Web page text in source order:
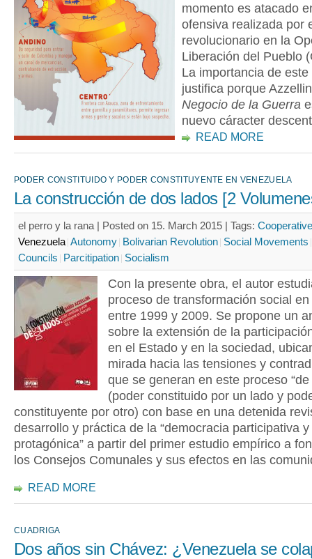
momento es atacado
ofensiva realizada por
revolucionario en la
Liberación del Pueblo
La importancia de
justifica porque
Negocio de la Guerra
nuevo cáracter
READ MORE
PODER CONSTITUIDO Y PODER CONSTITUYENTE EN VENEZUELA
La construcción de dos lados [2
el perro y la rana | Posted on 15. March 2015 | Tags:
Venezuela Autonomy Bolivarian Revolution Social Movements
Councils Parcitipation Socialism
Con la presente obra, el autor
proceso de transformación social
entre 1999 y 2009. Se propone un
sobre la extensión de la
en el Estado y en la sociedad,
mirada hacia las tensiones y
que se generan en este proceso “de
(poder constituido por un lado y
constituyente por otro) con base en una detenida
desarrollo y práctica de la “democracia participativa y
protagónica” a partir del primer estudio empírico a
los Consejos Comunales y sus efectos en las
READ MORE
CUADRIGA
Dos años sin Chávez: ¿Venezuela se